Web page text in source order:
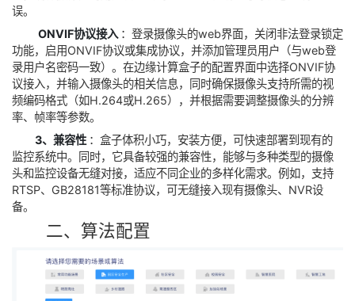
址，确保摄像头的用户名、密码、IP地址和端口号等信息正确无
ONVIF协议接入‌：登录摄像头的web界面，关闭非法登录锁定
功能，启用ONVIF协议或集成协议，并添加管理员用户（与web登
录用户名密码一致）。在边缘计算盒子的配置界面中选择ONVIF协
议接入，并输入摄像头的相关信息，同时确保摄像头支持所需的视
频编码格式（如H.264或H.265），并根据需要调整摄像头的分辨
率、帧率等参数。
3、兼容性‌：盒子体积小巧，安装方便，可快速部署到现有的
监控系统中。同时，它具备较强的兼容性，能够与多种类型的摄像
头和监控设备无缝对接，适应不同企业的多样化需求。例如，支持
RTSP、GB28181等标准协议，可无缝接入现有摄像头、NVR设
二、算法配置